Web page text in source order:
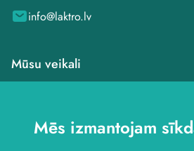
Mēs izmantojam
info@laktro.lv
Mūsu veikali
Veikals Saldū, Kuldīgas